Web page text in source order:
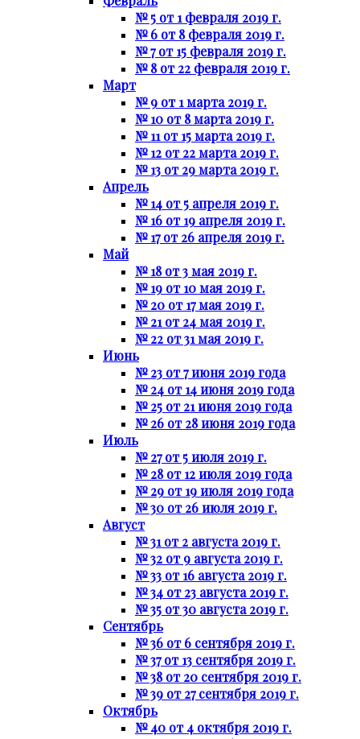
№ 5 от 1 февраля 2019 г.
№ 6 от 8 февраля 2019 г.
№ 7 от 15 февраля 2019 г.
№ 8 от 22 февраля 2019 г.
Март
№ 9 от 1 марта 2019 г.
№ 10 от 8 марта 2019 г.
№ 11 от 15 марта 2019 г.
№ 12 от 22 марта 2019 г.
№ 13 от 29 марта 2019 г.
Апрель
№ 14 от 5 апреля 2019 г.
№ 16 от 19 апреля 2019 г.
№ 17 от 26 апреля 2019 г.
Май
№ 18 от 3 мая 2019 г.
№ 19 от 10 мая 2019 г.
№ 20 от 17 мая 2019 г.
№ 21 от 24 мая 2019 г.
№ 22 от 31 мая 2019 г.
Июнь
№ 23 от 7 июня 2019 года
№ 24 от 14 июня 2019 года
№ 25 от 21 июня 2019 года
№ 26 от 28 июня 2019 года
Июль
№ 27 от 5 июля 2019 г.
№ 28 от 12 июля 2019 года
№ 29 от 19 июля 2019 года
№ 30 от 26 июля 2019 г.
Август
№ 31 от 2 августа 2019 г.
№ 32 от 9 августа 2019 г.
№ 33 от 16 августа 2019 г.
№ 34 от 23 августа 2019 г.
№ 35 от 30 августа 2019 г.
Сентябрь
№ 36 от 6 сентября 2019 г.
№ 37 от 13 сентября 2019 г.
№ 38 от 20 сентября 2019 г.
№ 39 от 27 сентября 2019 г.
Октябрь
№ 40 от 4 октября 2019 г.